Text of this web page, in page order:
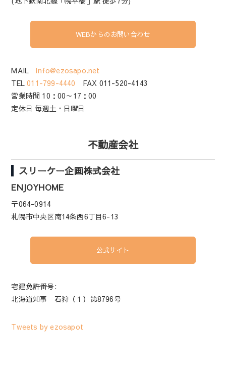
WEBからのお問い合わせ
MAILinfo@ezosapo.net
TEL011-799-4440 FAX 011-520-4143
営業時間 10：00～17：00
定休日 毎週土・日曜日
不動産会社
スリーケー企画株式会社
ENJOYHOME
〒064-0914
札幌市中央区南14条西6丁目6-13
公式サイト
宅建免許番号:
北海道知事 石狩（１）第8796号
Tweets by ezosapot